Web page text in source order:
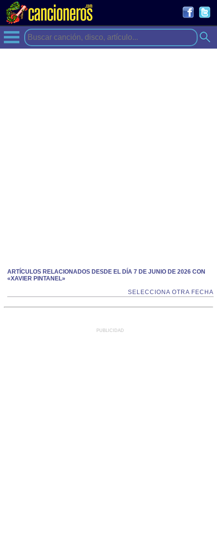
ARTÍCULOS RELACIONADOS DESDE EL DÍA 7 DE JUNIO DE 2026 CON
«XAVIER PINTANEL»
SELECCIONA OTRA FECHA
PUBLICIDAD